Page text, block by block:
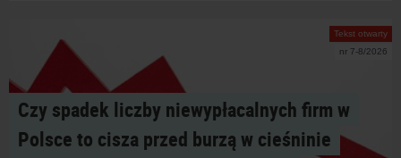
Tekst otwarty
nr 7-8/2026
Czy spadek liczby niewypłacalnych firm w
Polsce to cisza przed burzą w cieśninie